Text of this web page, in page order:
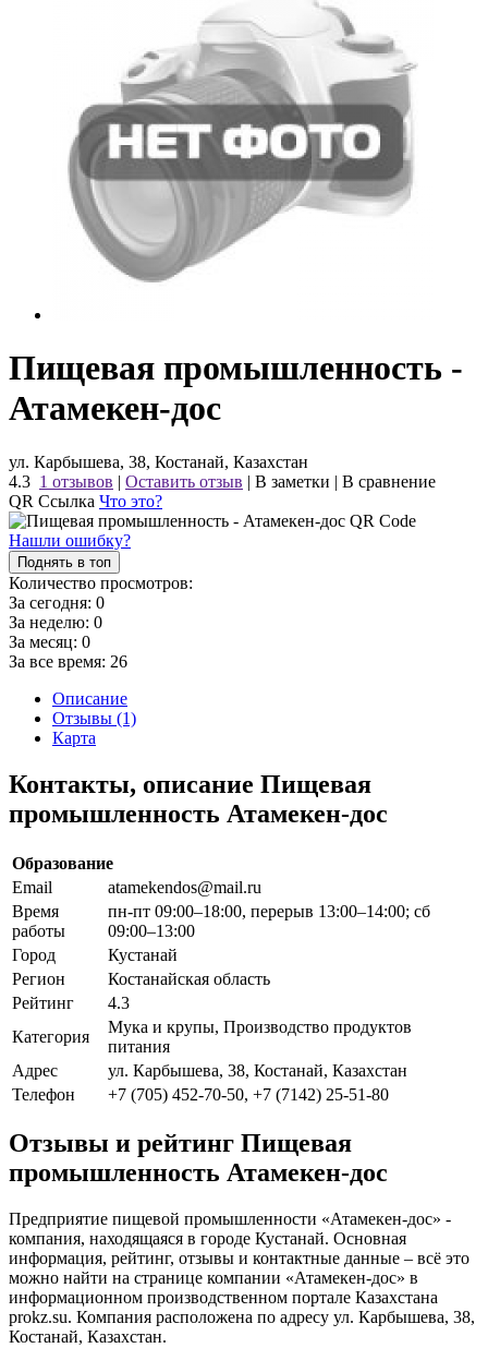
Пищевая промышленность -
Атамекен-дос
ул. Карбышева, 38, Костанай, Казахстан
4.3 1 отзывов | Оставить отзыв | В заметки | В сравнение
QR Ссылка Что это?
Нашли ошибку?
Поднять в топ
Количество просмотров:
За сегодня: 0
За неделю: 0
За месяц: 0
За все время: 26
Описание
Отзывы (1)
Карта
Контакты, описание Пищевая
промышленность Атамекен-дос
Образование
Email
atamekendos@mail.ru
Время
работы
пн-пт 09:00–18:00, перерыв 13:00–14:00; сб
09:00–13:00
Город
Кустанай
Регион
Костанайская область
Рейтинг
4.3
Категория
Мука и крупы, Производство продуктов
питания
Адрес
ул. Карбышева, 38, Костанай, Казахстан
Телефон
+7 (705) 452-70-50, +7 (7142) 25-51-80
Отзывы и рейтинг Пищевая
промышленность Атамекен-дос
Предприятие пищевой промышленности «Атамекен-дос» -
компания, находящаяся в городе Кустанай. Основная
информация, рейтинг, отзывы и контактные данные – всё это
можно найти на странице компании «Атамекен-дос» в
информационном производственном портале Казахстана
prokz.su. Компания расположена по адресу ул. Карбышева, 38,
Костанай, Казахстан.